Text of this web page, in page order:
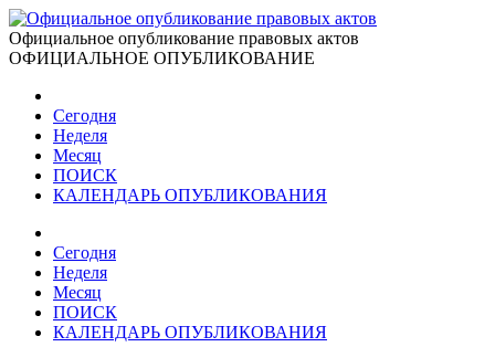
Официальное опубликование правовых актов
ОФИЦИАЛЬНОЕ ОПУБЛИКОВАНИЕ
Сегодня
Неделя
Месяц
ПОИСК
КАЛЕНДАРЬ ОПУБЛИКОВАНИЯ
Сегодня
Неделя
Месяц
ПОИСК
КАЛЕНДАРЬ ОПУБЛИКОВАНИЯ